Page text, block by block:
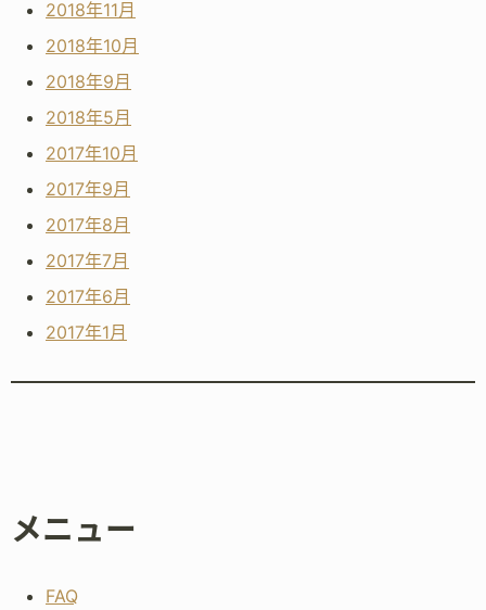
2018年11月
2018年10月
2018年9月
2018年5月
2017年10月
2017年9月
2017年8月
2017年7月
2017年6月
2017年1月
メニュー
FAQ